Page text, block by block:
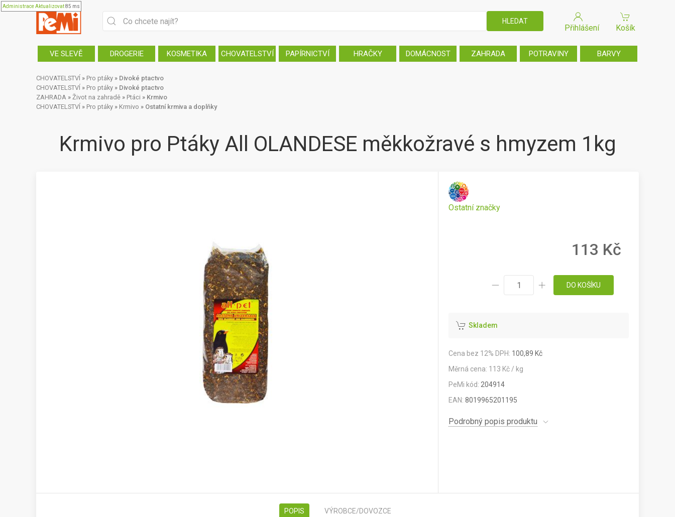
AdministraceAktualizovat85 ms
Přihlášení Košík
VE SLEVĚ DROGERIE KOSMETIKA CHOVATELSTVÍ PAPÍRNICTVÍ HRAČKY DOMÁCNOST ZAHRADA POTRAVINY BARVY
CHOVATELSTVÍ » Pro ptáky » Divoké ptactvo
CHOVATELSTVÍ » Pro ptáky » Divoké ptactvo
ZAHRADA » Život na zahradě » Ptáci » Krmivo
CHOVATELSTVÍ » Pro ptáky » Krmivo » Ostatní krmiva a doplňky
Krmivo pro Ptáky All OLANDESE měkkožravé s hmyzem 1kg
Ostatní značky
113 Kč
DO KOŠÍKU
Skladem
Cena bez 12% DPH: 100,89 Kč
Měrná cena: 113 Kč / kg
PeMi kód: 204914
EAN:8019965201195
Podrobný popis produktu
POPIS VÝROBCE/DOVOZCE